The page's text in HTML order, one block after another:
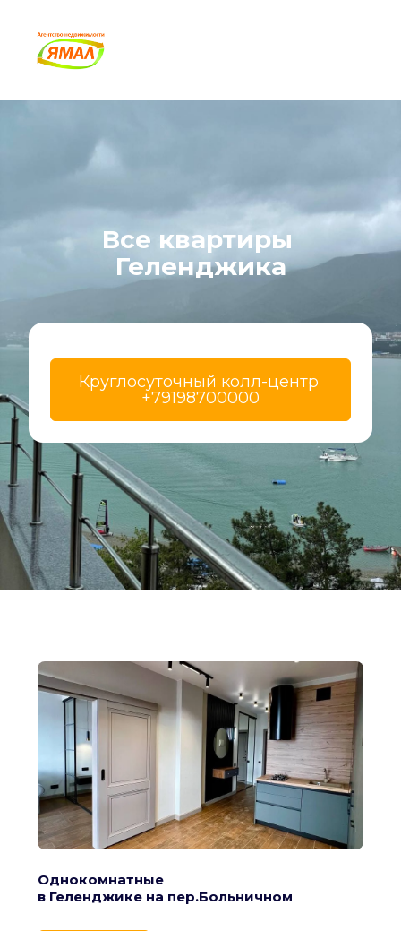
Все квартиры
Геленджика
Круглосуточный колл-центр
+79198700000
Однокомнатные
в Геленджике на пер.Больничном